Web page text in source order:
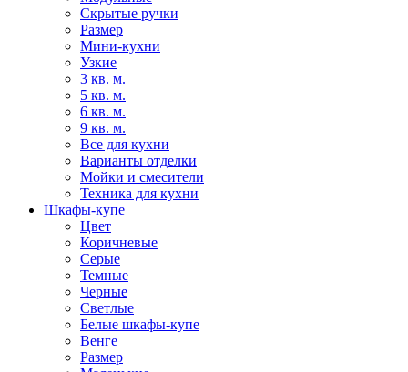
Скрытые ручки
Размер
Мини-кухни
Узкие
3 кв. м.
5 кв. м.
6 кв. м.
9 кв. м.
Все для кухни
Варианты отделки
Мойки и смесители
Техника для кухни
Шкафы-купе
Цвет
Коричневые
Серые
Темные
Черные
Светлые
Белые шкафы-купе
Венге
Размер